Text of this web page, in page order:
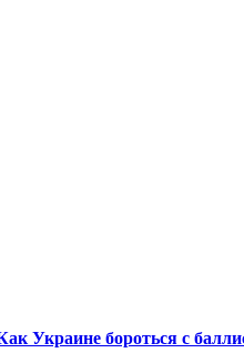
Украине бороться с